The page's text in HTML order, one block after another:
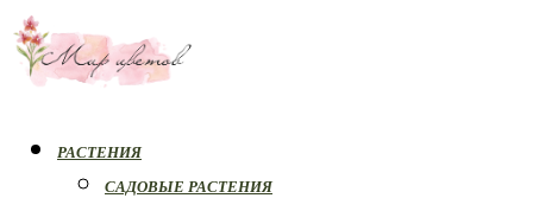
РАСТЕНИЯ
САДОВЫЕ РАСТЕНИЯ